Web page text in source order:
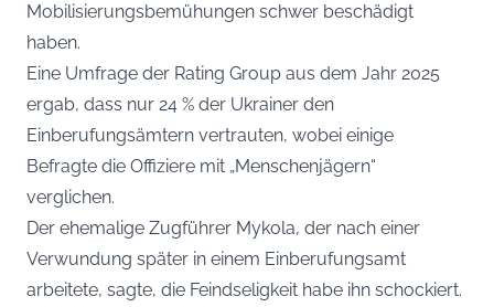
Mobilisierungsbemühungen schwer beschädigt
haben.
Eine Umfrage der Rating Group aus dem Jahr 2025
ergab, dass nur 24 % der Ukrainer den
Einberufungsämtern vertrauten, wobei einige
Befragte die Offiziere mit „Menschenjägern“
verglichen.
Der ehemalige Zugführer Mykola, der nach einer
Verwundung später in einem Einberufungsamt
arbeitete, sagte, die Feindseligkeit habe ihn schockiert.